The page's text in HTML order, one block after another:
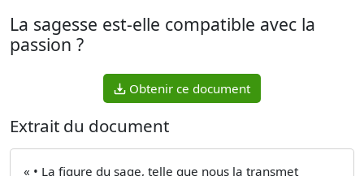
La sagesse est-elle compatible avec la
passion ?
Obtenir ce document
Extrait du document
« • La figure du sage, telle que nous la transmet